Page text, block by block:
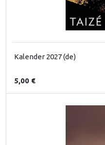
Kalender 2027 (de)
5,00 €